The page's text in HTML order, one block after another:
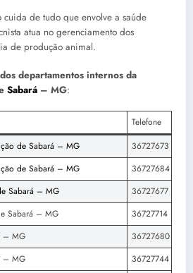
cuida de tudo que envolve a saúde
atua no gerenciamento dos
de produção animal.
departamentos internos da
Sabará – MG:
Telefone
de Sabará – MG
36727673
de Sabará – MG
36727684
Sabará – MG
36727677
Sabará – MG
36727714
– MG
36727680
– MG
36727744